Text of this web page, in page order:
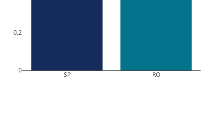
SP RO
0
0,2